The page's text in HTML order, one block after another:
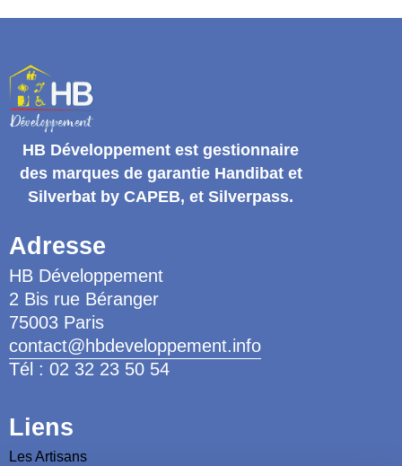
HB Développement est gestionnaire
des marques de garantie Handibat et
Silverbat by CAPEB, et Silverpass.
Adresse
HB Développement
2 Bis rue Béranger
75003 Paris
contact@hbdeveloppement.info
Tél : 02 32 23 50 54
Liens
Les Artisans